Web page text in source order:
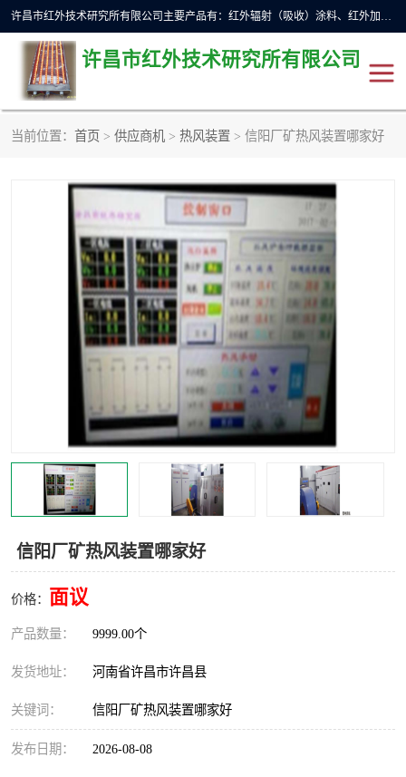
许昌市红外技术研究所有限公司主要产品有：红外辐射（吸收）涂料、红外加热元件、红外辐射加热模块（板）、红外辐射加热炉（箱）、快速红外辐射加热器、系列高端红外加热实验设备、系列红外加热控制器等。
许昌市红外技术研究所有限公司
当前位置： 首页 > 供应商机 > 热风装置 > 信阳厂矿热风装置哪家好
信阳厂矿热风装置哪家好
价格： 面议
产品数量： 9999.00个
发货地址： 河南省许昌市许昌县
关键词： 信阳厂矿热风装置哪家好
发布日期： 2026-08-08
红外辐射涂料 红外辐射加热器
红外辐射加热模块 定制红外加热实验设备
红外加热元件 红外辐射吸收涂料
高端红外加热实验设备 电工电气
高温涂料 红外加热控制器
热环境试验设备
红外辐射表面材料 定波长红外辐射加热器
快速红外辐射聚焦炉 烤箱烘箱
热风装置
碳纤维红外辐射加热管